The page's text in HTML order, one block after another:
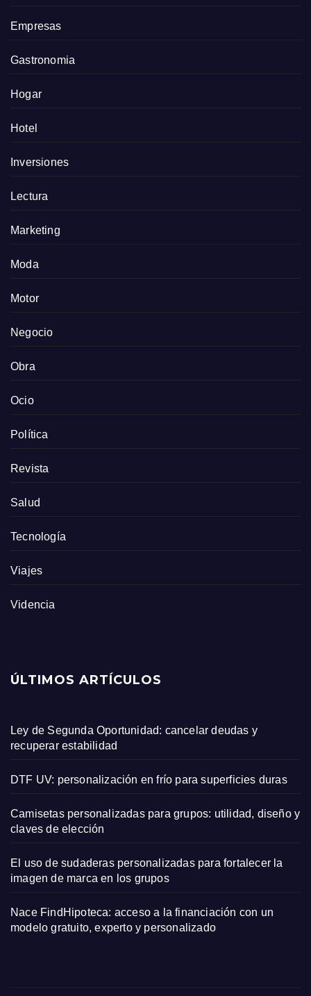
Empresas
Gastronomia
Hogar
Hotel
Inversiones
Lectura
Marketing
Moda
Motor
Negocio
Obra
Ocio
Política
Revista
Salud
Tecnología
Viajes
Videncia
ÚLTIMOS ARTÍCULOS
Ley de Segunda Oportunidad: cancelar deudas y
recuperar estabilidad
DTF UV: personalización en frío para superficies duras
Camisetas personalizadas para grupos: utilidad, diseño y
claves de elección
El uso de sudaderas personalizadas para fortalecer la
imagen de marca en los grupos
Nace FindHipoteca: acceso a la financiación con un
modelo gratuito, experto y personalizado